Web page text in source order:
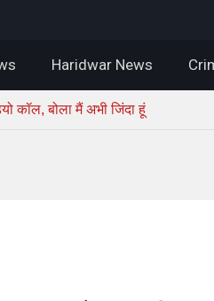
Haridwar News
कॉल, बोला मैं अभी जिंदा हूं